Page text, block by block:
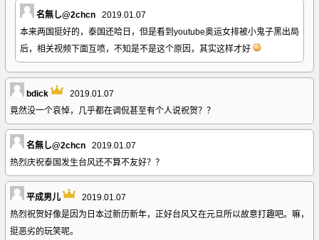
名無し@2chcn
2019.01.07
本来两国挺好的，泰国还哈日，但是看到youtube奥运女排被小鬼子黑出局
后，相关视频下面互喷，不知是不是这个原因，其实这样才好
bdick
2019.01.07
竟然没一个哀悼，几乎都在调侃甚至有个人说祝贺？？
名無し@2chcn
2019.01.07
热烈庆祝泰国发生台风还不算不友好？？
平成男儿
2019.01.07
热烈祝贺好像是因为日本过新历新年，正好台风又在元旦所以故意打趣吧。嘛，
挺恶劣的玩笑呢。